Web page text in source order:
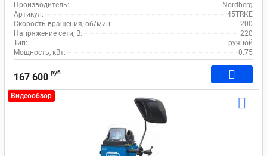
Производитель:
Nordberg
Артикул:
45TRKE
Скорость вращения, об/мин:
200
Напряжение сети, В:
220
Тип:
ручной
Мощность, кВт:
0.75
167 600 руб
Видеообзор